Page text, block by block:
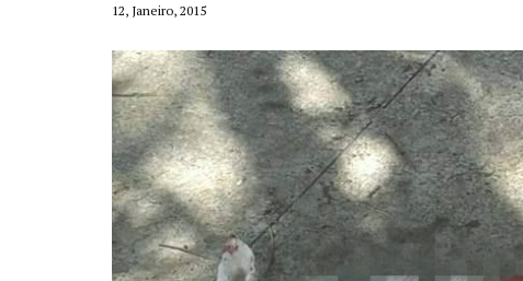
12, Janeiro, 2015